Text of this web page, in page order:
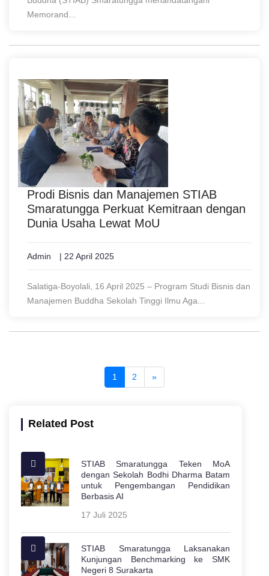
Memorand...
Prodi Bisnis dan Manajemen STIAB
Smaratungga Perkuat Kemitraan dengan
Dunia Usaha Lewat MoU
Admin | 22 April 2025
Salatiga-Boyolali, 16 April 2025 – Program Studi Bisnis dan
Manajemen Buddha Sekolah Tinggi Ilmu Aga...
1 2 »
Related Post
STIAB Smaratungga Teken MoA
dengan Sekolah Bodhi Dharma Batam
untuk Pengembangan Pendidikan
Berbasis AI
17 Juli 2025
STIAB Smaratungga Laksanakan
Kunjungan Benchmarking ke SMK
Negeri 8 Surakarta